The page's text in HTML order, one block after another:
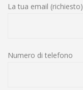
La tua email (richiesto)
Numero di telefono